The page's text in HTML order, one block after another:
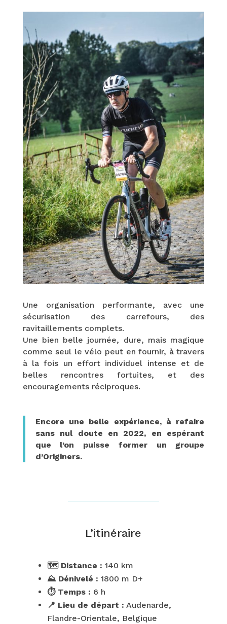
Une organisation performante, avec une
sécurisation des carrefours, des
ravitaillements complets.
Une bien belle journée, dure, mais magique
comme seul le vélo peut en fournir, à travers
à la fois un effort individuel intense et de
belles rencontres fortuites, et des
encouragements réciproques.
Encore une belle expérience, à refaire
sans nul doute en 2022, en espérant
que l’on puisse former un groupe
d’Originers.
L’itinéraire
🗺️ Distance : 140 km
⛰️ Dénivelé : 1800 m D+
⏱️ Temps : 6 h
📍 Lieu de départ : Audenarde,
Flandre-Orientale, Belgique